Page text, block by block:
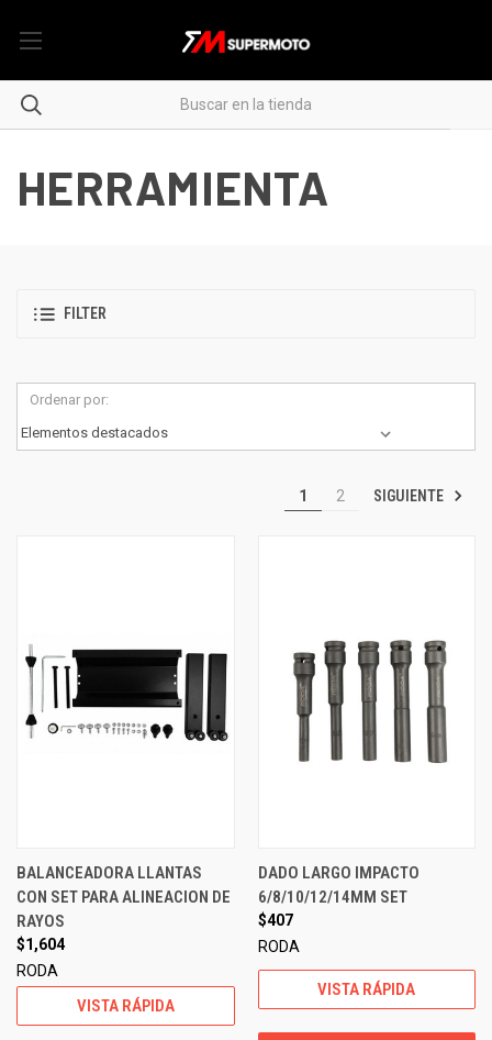
HERRAMIENTA
FILTER
Ordenar por:
1 2 SIGUIENTE
BALANCEADORA LLANTAS
CON SET PARA ALINEACION DE
RAYOS
$1,604
RODA
VISTA RÁPIDA
DADO LARGO IMPACTO
6/8/10/12/14MM SET
$407
RODA
VISTA RÁPIDA